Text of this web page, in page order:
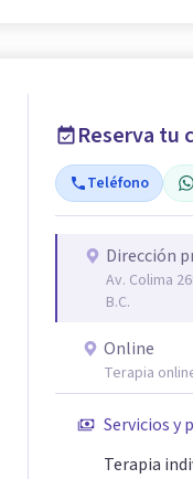
Reserva tu
Teléfono
Dirección
Av. Colima
B.C.
Online
Terapia
Servicios y
Terapia